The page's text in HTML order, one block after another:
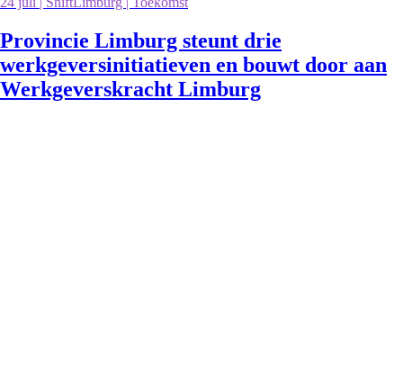
Provincie Limburg steunt drie
werkgeversinitiatieven en bouwt door aan
Werkgeverskracht Limburg